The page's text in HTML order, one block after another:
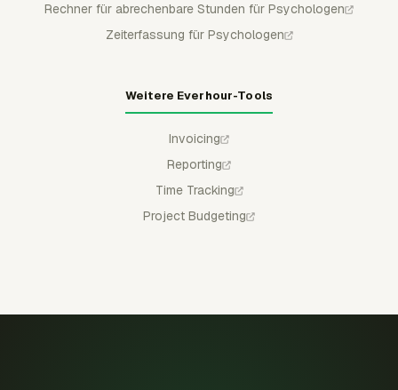
Rechner für abrechenbare Stunden für Psychologen
Zeiterfassung für Psychologen
Weitere Everhour-Tools
Invoicing
Reporting
Time Tracking
Project Budgeting